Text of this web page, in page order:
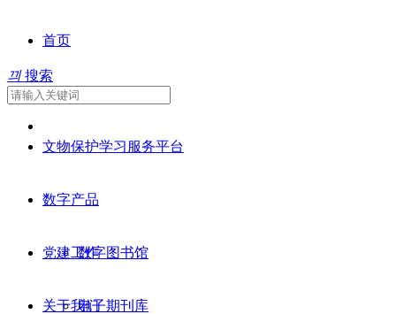
首页
知识服务示范项目
文物保护学习服务平台
数字产品
数字图书馆
电子期刊库
党建工作
关于我们
끠 搜索